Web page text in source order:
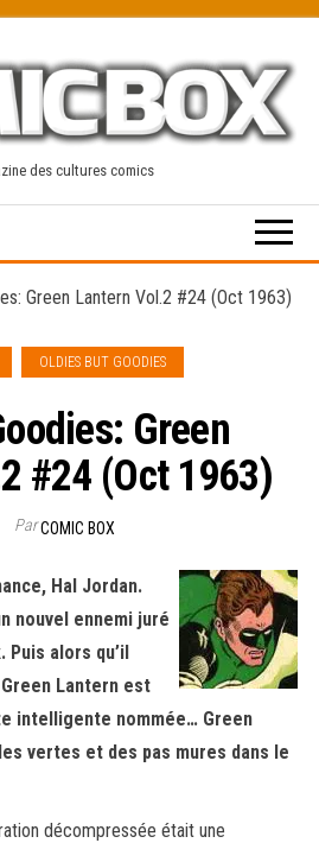
des cultures comics
Green Lantern Vol.2 #24 (Oct 1963)
OLDIES BUT GOODIES
Green
#24 (Oct 1963)
ParCOMIC BOX
Hal Jordan.
nouvel ennemi juré
Puis alors qu’il
Lantern est
intelligente nommée… Green
vertes et des pas mures dans le
décompressée était une